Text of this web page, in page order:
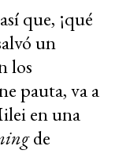
que, ¡qué
un
los
pauta, va a
en una
de